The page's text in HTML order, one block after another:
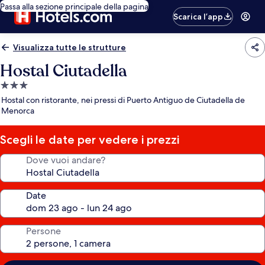
Passa alla sezione principale della pagina
Scarica l’app
Visualizza tutte le strutture
Hostal Ciutadella
Struttura
a
3.0
stelle
Hostal con ristorante, nei pressi di Puerto Antiguo de Ciutadella de
Menorca
Scegli le date per vedere i prezzi
Dove vuoi andare?
Date
Persone